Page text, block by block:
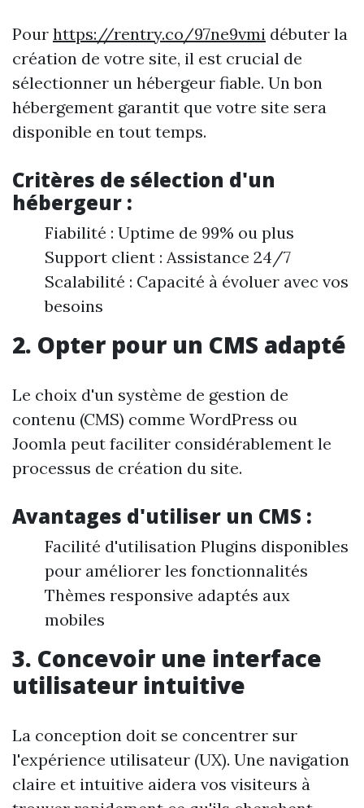
Pour https://rentry.co/97ne9vmi débuter la
création de votre site, il est crucial de
sélectionner un hébergeur fiable. Un bon
hébergement garantit que votre site sera
disponible en tout temps.
Critères de sélection d'un
hébergeur :
Fiabilité : Uptime de 99% ou plus
Support client : Assistance 24/7
Scalabilité : Capacité à évoluer avec vos
besoins
2. Opter pour un CMS adapté
Le choix d'un système de gestion de
contenu (CMS) comme WordPress ou
Joomla peut faciliter considérablement le
processus de création du site.
Avantages d'utiliser un CMS :
Facilité d'utilisation Plugins disponibles
pour améliorer les fonctionnalités
Thèmes responsive adaptés aux
mobiles
3. Concevoir une interface
utilisateur intuitive
La conception doit se concentrer sur
l'expérience utilisateur (UX). Une navigation
claire et intuitive aidera vos visiteurs à